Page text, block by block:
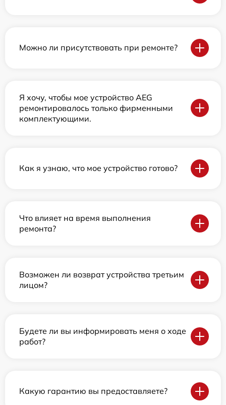
Можно ли присутствовать при ремонте?
Я хочу, чтобы мое устройство AEG
ремонтировалось только фирменными
комплектующими.
Как я узнаю, что мое устройство готово?
Что влияет на время выполнения
ремонта?
Возможен ли возврат устройства третьим
лицом?
Будете ли вы информировать меня о ходе
работ?
Какую гарантию вы предоставляете?